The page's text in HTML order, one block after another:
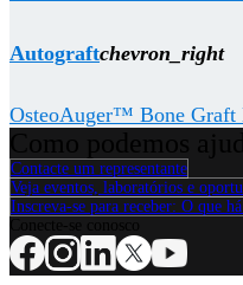
Autograftchevron_right
OsteoAuger™ Bone Graft
Contacte um representante
Veja eventos, laboratórios e
Inscreva-se para receber: O que